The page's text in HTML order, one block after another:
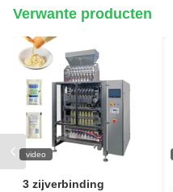
Verwante producten
video
3 zijverbinding